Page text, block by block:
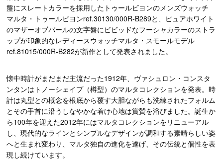
盤にスレートカラーを採用したトゥールビヨンのメンズウォッチ
マルタ・トゥールビヨンref.30130/000R-B289と、ピュアホワイト
のマザーオブパールの文字盤にビビッドなフーシャカラーのストラ
ップが印象的なレディースウォッチマルタ・スモールモデル
ref.81015/000R-B282が新作として発表されました。
懐中時計がまだまだ主流だった1912年、ヴァシュロン・コンスタ
ンタンはトノーシェイプ（樽型）のマルタコレクションを発表。時
計は丸型との概念を根底から覆す大胆ながらも洗練されたフォルム
とその手首に沿うしなやかな着け心地は賞賛を浴びました。誕生か
ら100年を迎えた2012年にはマルタコレクションをリニューアル
し、現代的なラインとシンプルなデザインが調和する素晴らしい姿
へと生まれ変わり、マルタ独自の進化を遂げ、その伝統と個性を表
現し続けています。